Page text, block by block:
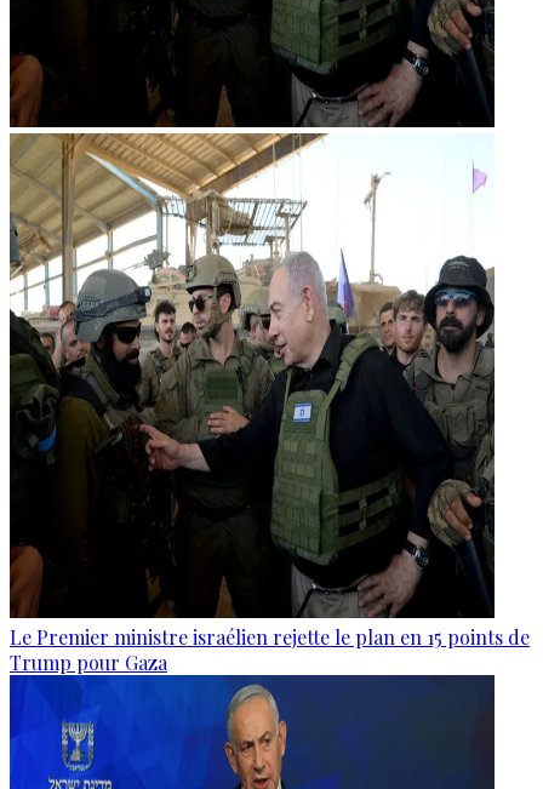
Le Premier ministre israélien rejette le plan en 15 points de
Trump pour Gaza